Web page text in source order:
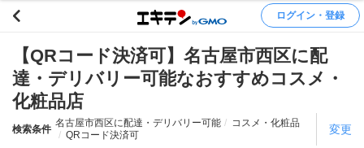
ログイン・登録
【QRコード決済可】名古屋市西区に配
達・デリバリー可能なおすすめコスメ・
化粧品店
検索条件
名古屋市西区に配達・デリバリー可能
コスメ・化粧品
QRコード決済可
変更